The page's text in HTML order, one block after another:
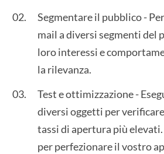
Segmentare il pubblico -
mail a diversi segmenti del
loro interessi e
la rilevanza.
Test e ottimizzazione -
diversi oggetti per
tassi di apertura più
per perfezionare il vostro